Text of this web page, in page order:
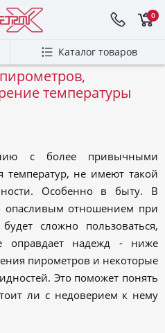
0
Каталог товаров
температуры
с более привычными
не имеют такой
Особенно в быту. В
опасливым отношением при
сложно пользоваться,
оправдает надежд - ниже
пирометров и некоторые
Это поможет понять
ли с недоверием к нему